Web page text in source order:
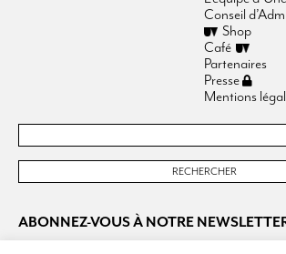
Conseil
Shop
Café
Partenaires
Presse
Mentions
ABONNEZ-VOUS À NOTRE